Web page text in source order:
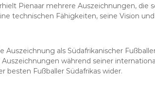
Pienaar mehrere Auszeichnungen, die
technischen Fähigkeiten, seine Vision
als Südafrikanischer
während seiner
besten Fußballer Südafrikas wider.